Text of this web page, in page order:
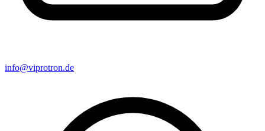
info@viprotron.de